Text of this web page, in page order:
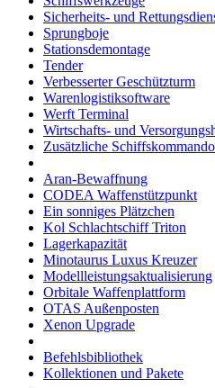
Sicherheits- und
Sprungboje
Stationsdemontage
Tender
Verbesserter Geschützturm
Warenlogistiksoftware
Werft Terminal
Wirtschafts- und
Zusätzliche
Aran-Bewaffnung
CODEA Waffenstützpunkt
Ein sonniges Plätzchen
Kol Schlachtschiff Triton
Lagerkapazität
Minotaurus Luxus Kreuzer
Modellleistungsaktualisierung
Orbitale Waffenplattform
OTAS Außenposten
Xenon Upgrade
Befehlsbibliothek
Kollektionen und Pakete